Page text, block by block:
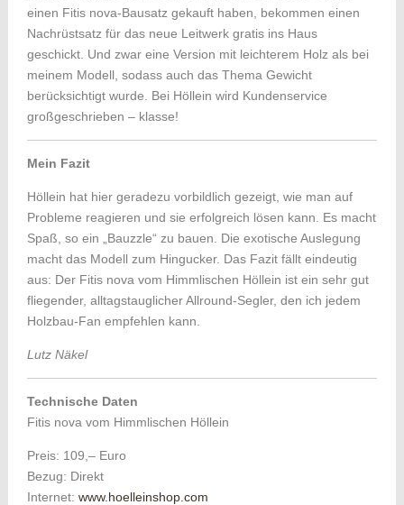
einen Fitis nova-Bausatz gekauft haben, bekommen einen
Nachrüstsatz für das neue Leitwerk gratis ins Haus
geschickt. Und zwar eine Version mit leichterem Holz als bei
meinem Modell, sodass auch das Thema Gewicht
berücksichtigt wurde. Bei Höllein wird Kundenservice
großgeschrieben – klasse!
Mein Fazit
Höllein hat hier geradezu vorbildlich gezeigt, wie man auf
Probleme reagieren und sie erfolgreich lösen kann. Es macht
Spaß, so ein „Bauzzle“ zu bauen. Die exotische Auslegung
macht das Modell zum Hingucker. Das Fazit fällt eindeutig
aus: Der Fitis nova vom Himmlischen Höllein ist ein sehr gut
fliegender, alltagstauglicher Allround-Segler, den ich jedem
Holzbau-Fan empfehlen kann.
Lutz Näkel
Technische Daten
Fitis nova vom Himmlischen Höllein
Preis: 109,– Euro
Bezug: Direkt
Internet:www.hoelleinshop.com